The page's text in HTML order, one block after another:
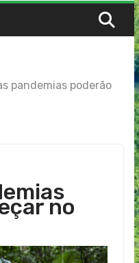
pandemias poderão
no